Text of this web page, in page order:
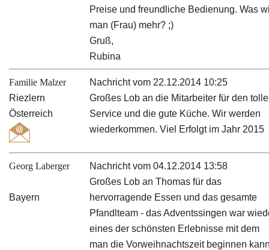
Preise und freundliche Bedienung. Was
man (Frau) mehr? ;)
Gruß,
Rubina
Familie Malzer
Riezlern
Österreich
Nachricht vom 22.12.2014 10:25
Großes Lob an die Mitarbeiter für den
Service und die gute Küche. Wir werden
wiederkommen. Viel Erfolgt im Jahr 2015
Georg Laberger
Bayern
Nachricht vom 04.12.2014 13:58
Großes Lob an Thomas für das
hervorragende Essen und das gesamte
Pfandlteam - das Adventssingen war
eines der schönsten Erlebnisse mit dem
man die Vorweihnachtszeit beginnen